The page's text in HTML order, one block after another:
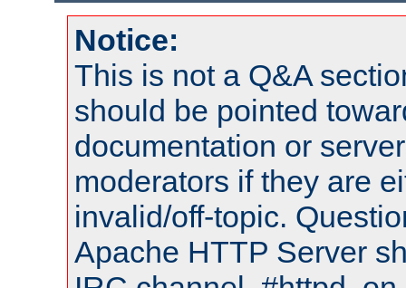
Notice:
This is not a Q&A
should be pointed
documentation or
moderators if they are
invalid/off-topic.
Apache HTTP Server